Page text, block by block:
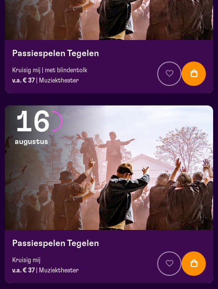
Passiespelen Tegelen
Kruisig mij | met blindentolk
v.a. € 37
Muziektheater
16
augustus
Passiespelen Tegelen
Kruisig mij
v.a. € 37
Muziektheater